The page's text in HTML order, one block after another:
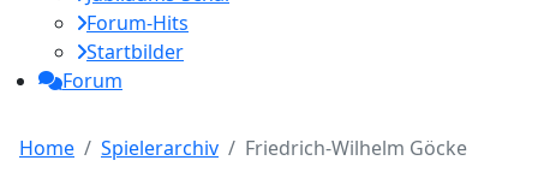
Forum-Hits
Startbilder
Forum
Home Spielerarchiv Friedrich-Wilhelm Göcke